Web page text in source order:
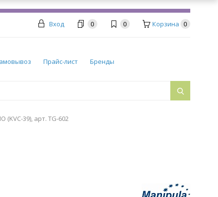
Вход 0 0 Корзина 0
Прайс-лист Бренды
39), арт. TG-602